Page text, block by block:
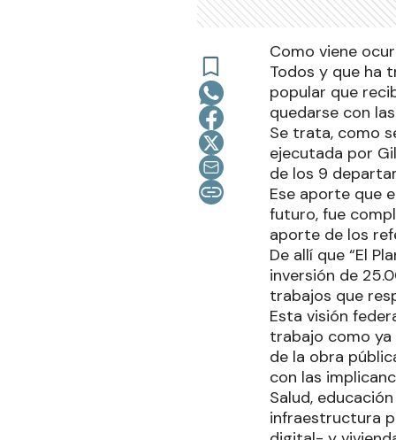
Como viene
Todos y que ha
popular que
quedarse con
Se trata, como
ejecutada por
de los 9
Ese aporte que
futuro, fue
aporte de los
De allí que “El
inversión de
trabajos que
Esta visión
trabajo como
de la obra
con las
Salud,
infraestructura